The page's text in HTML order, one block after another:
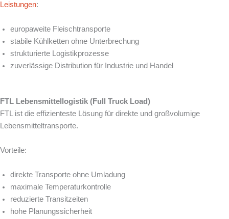
Leistungen:
europaweite Fleischtransporte
stabile Kühlketten ohne Unterbrechung
strukturierte Logistikprozesse
zuverlässige Distribution für Industrie und Handel
FTL Lebensmittellogistik (Full Truck Load)
FTL ist die effizienteste Lösung für direkte und großvolumige
Lebensmitteltransporte.
Vorteile:
direkte Transporte ohne Umladung
maximale Temperaturkontrolle
reduzierte Transitzeiten
hohe Planungssicherheit